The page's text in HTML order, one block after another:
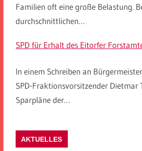
Familien oft eine große Belastung.
durchschnittlichen…
SPD für Erhalt des Eitorfer
In einem Schreiben an
SPD-Fraktionsvorsitzender Dietmar
Sparpläne der…
AKTUELLES